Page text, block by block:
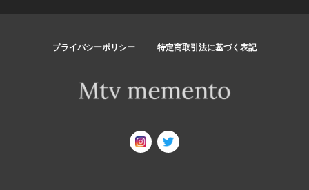
プライバシーポリシー 特定商取引法に基づく表記